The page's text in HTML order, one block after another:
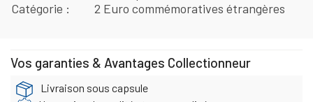
Catégorie
2 Euro commémoratives étrangères
Vos garanties & Avantages Collectionneur
Livraison sous capsule